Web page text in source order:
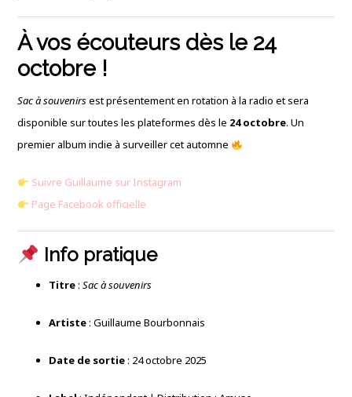
À vos écouteurs dès le 24
octobre !
Sac à souvenirsest présentement en rotation à la radio et sera
disponible sur toutes les plateformes dès le 24 octobre. Un
premier album indie à surveiller cet automne
Suivre Guillaume sur Instagram
Page Facebook officielle
Info pratique
Titre:Sac à souvenirs
Artiste: Guillaume Bourbonnais
Date de sortie: 24 octobre 2025